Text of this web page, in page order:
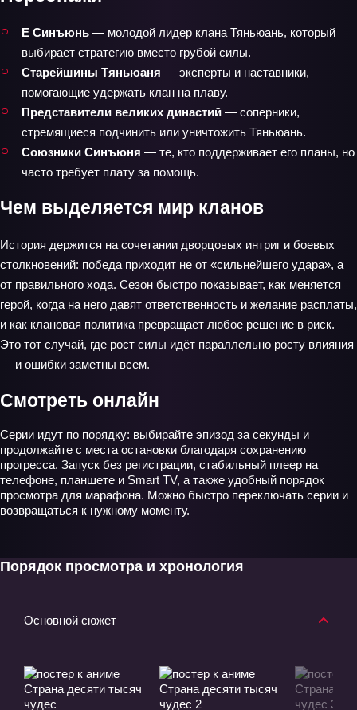
Е Синъюнь — молодой лидер клана Тяньюань, который
выбирает стратегию вместо грубой силы.
Старейшины Тяньюаня — эксперты и наставники,
помогающие удержать клан на плаву.
Представители великих династий — соперники,
стремящиеся подчинить или уничтожить Тяньюань.
Союзники Синъюня — те, кто поддерживает его планы, но
часто требует плату за помощь.
Чем выделяется мир кланов
История держится на сочетании дворцовых интриг и боевых
столкновений: победа приходит не от «сильнейшего удара», а
от правильного хода. Сезон быстро показывает, как меняется
герой, когда на него давят ответственность и желание расплаты,
и как клановая политика превращает любое решение в риск.
Это тот случай, где рост силы идёт параллельно росту влияния
— и ошибки заметны всем.
Смотреть онлайн
Серии идут по порядку: выбирайте эпизод за секунды и
продолжайте с места остановки благодаря сохранению
прогресса. Запуск без регистрации, стабильный плеер на
телефоне, планшете и Smart TV, а также удобный порядок
просмотра для марафона. Можно быстро переключать серии и
возвращаться к нужному моменту.
Порядок просмотра и хронология
Основной сюжет